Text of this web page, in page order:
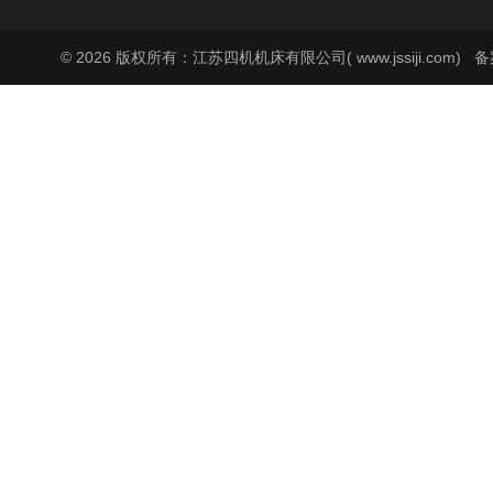
© 2026 版权所有：江苏四机机床有限公司( www.jssiji.com) 备